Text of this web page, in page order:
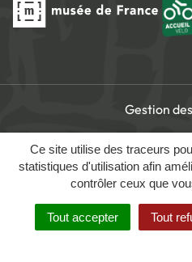
Ce site utilise des traceurs
statistiques d'utilisation afin
contrôler ceux que
Tout accepter Tout
Gestion
Mentions